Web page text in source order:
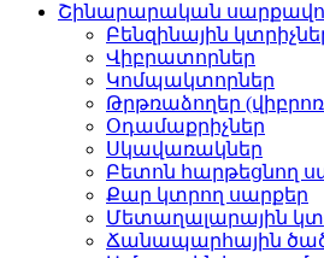
Շինարարական
Բենզինային
Վիբրատորներ
Կոմպակտորներ
Թրթռաձողեր
Օդամաքրիչներ
Սկավառակներ
Բետոն հարթեցնող
Քար կտրող սարքեր
Մետաղալարային
Ճանապարհային